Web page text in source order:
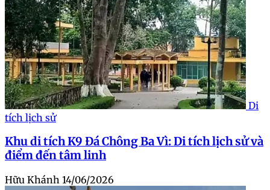
Di
tích lịch sử
Khu di tích K9 Đá Chông Ba Vì: Di tích lịch sử và
điểm đến tâm linh
Hữu Khánh 14/06/2026